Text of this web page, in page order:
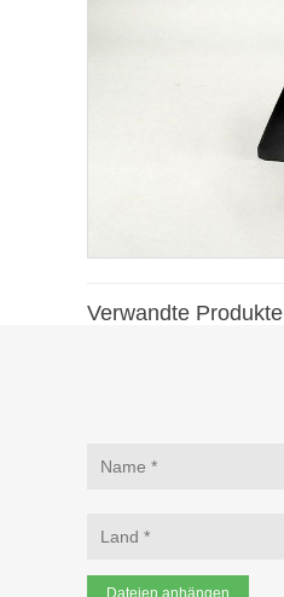
Verwandte Produkte
Dateien anhängen